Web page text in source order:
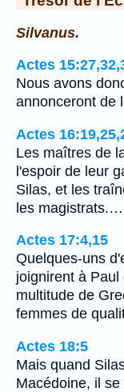
Silvanus.
Actes
Nous avons
annonceront de
Actes
Les maîtres de
l'espoir de leur
Silas, et les
les magistrats.…
Actes 17:4,15
Quelques-uns
joignirent à
multitude de
femmes de
Actes 18:5
Mais quand
Macédoine, il